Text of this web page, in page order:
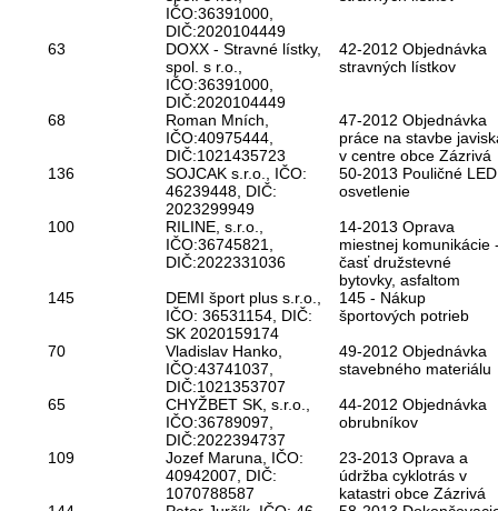
IČO:36391000,
DIČ:2020104449
63
DOXX - Stravné lístky,
spol. s r.o.,
IČO:36391000,
DIČ:2020104449
42-2012 Objednávka
stravných lístkov
68
Roman Mních,
IČO:40975444,
DIČ:1021435723
47-2012 Objednávka
práce na stavbe
v centre obce Zázrivá
136
SOJCAK s.r.o., IČO:
46239448, DIČ:
2023299949
50-2013 Pouličné LED
osvetlenie
100
RILINE, s.r.o.,
IČO:36745821,
DIČ:2022331036
14-2013 Oprava
miestnej komunikácie
časť družstevné
bytovky, asfaltom
145
DEMI šport plus s.r.o.,
IČO: 36531154, DIČ:
SK 2020159174
145 - Nákup
športových potrieb
70
Vladislav Hanko,
IČO:43741037,
DIČ:1021353707
49-2012 Objednávka
stavebného materiálu
65
CHYŽBET SK, s.r.o.,
IČO:36789097,
DIČ:2022394737
44-2012 Objednávka
obrubníkov
109
Jozef Maruna, IČO:
40942007, DIČ:
1070788587
23-2013 Oprava a
údržba cyklotrás v
katastri obce Zázrivá